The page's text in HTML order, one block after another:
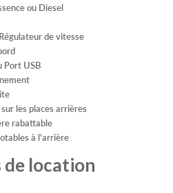
ou Diesel
de vitesse
Port USB
les places arrières
rabattable
à l'arrière
location